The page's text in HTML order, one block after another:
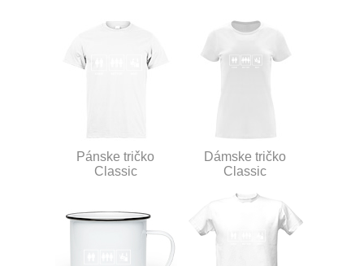
Pánske tričko
Classic
Dámske tričko
Classic